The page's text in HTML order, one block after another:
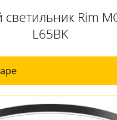
Rim
L65BK